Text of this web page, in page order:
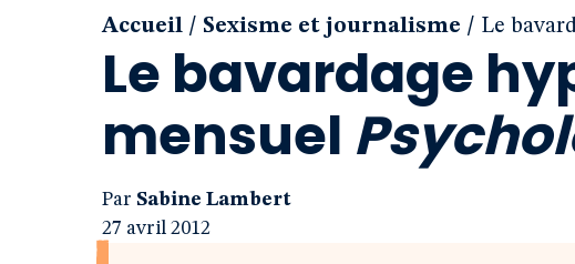
Accueil / Sexisme et journalisme / Le
Le bavardage
mensuel
Par Sabine Lambert
27 avril 2012